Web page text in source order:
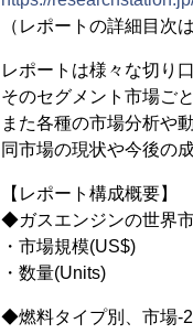
（レポートの詳細目次
レポートは様々な切り
そのセグメント市場ご
また各種の市場分析や
同市場の現状や今後の
【レポート構成概要】
◆ガスエンジンの世界
・市場規模(US$)
・数量(Units)
◆燃料タイプ別、市場-